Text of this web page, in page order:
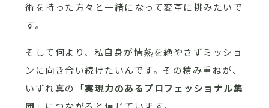
術を持った方々と一緒になって変革に挑みたいで
す。
そして何より、私自身が情熱を絶やさずミッショ
ンに向き合い続けたいんです。その積み重ねが、
いずれ真の「実現力のあるプロフェッショナル集